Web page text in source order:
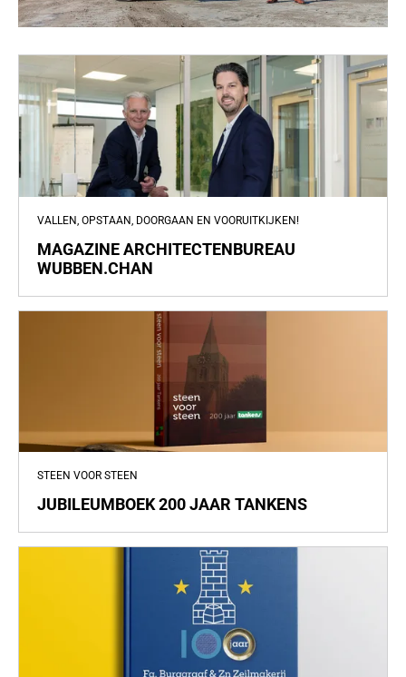
VALLEN, OPSTAAN, DOORGAAN EN VOORUITKIJKEN!
MAGAZINE ARCHITECTENBUREAU
WUBBEN.CHAN
STEEN VOOR STEEN
JUBILEUMBOEK 200 JAAR TANKENS